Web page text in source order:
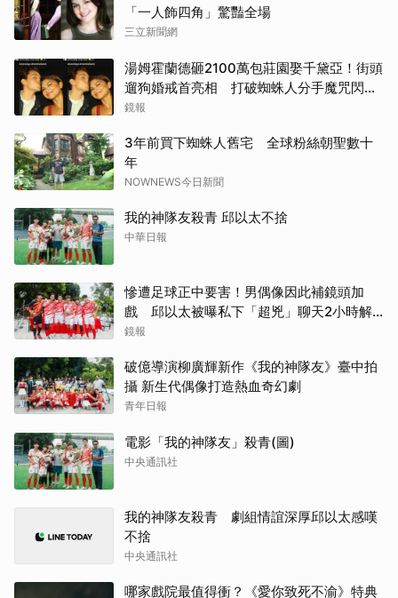
「一人飾四角」驚豔全場
三立新聞網
湯姆霍蘭德砸2100萬包莊園娶千黛亞！街頭
遛狗婚戒首亮相 打破蜘蛛人分手魔咒閃爆
全場
鏡報
3年前買下蜘蛛人舊宅 全球粉絲朝聖數十
年
NOWNEWS今日新聞
我的神隊友殺青 邱以太不捨
中華日報
慘遭足球正中要害！男偶像因此補鏡頭加
戲 邱以太被曝私下「超兇」聊天2小時解
心結
鏡報
破億導演柳廣輝新作《我的神隊友》臺中拍
攝 新生代偶像打造熱血奇幻劇
青年日報
電影「我的神隊友」殺青(圖)
中央通訊社
我的神隊友殺青 劇組情誼深厚邱以太感嘆
不捨
中央通訊社
哪家戲院最值得衝？《愛你致死不渝》特典